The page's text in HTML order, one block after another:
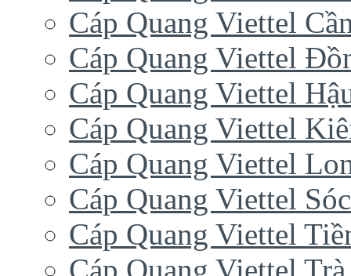
Cáp Quang Viettel
Cáp Quang Viettel
Cáp Quang Viettel
Cáp Quang Viettel
Cáp Quang Viettel
Cáp Quang Viettel
Cáp Quang Viettel